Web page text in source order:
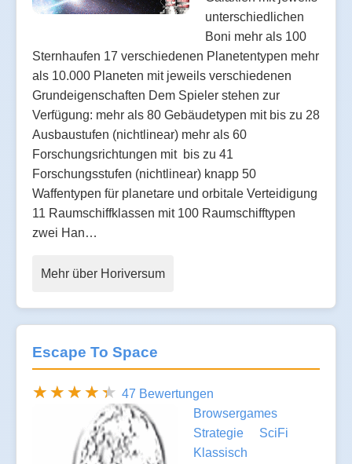
unterschiedlichen
Boni mehr als 100
Sternhaufen 17 verschiedenen Planetentypen mehr
als 10.000 Planeten mit jeweils verschiedenen
Grundeigenschaften Dem Spieler stehen zur
Verfügung: mehr als 80 Gebäudetypen mit bis zu 28
Ausbaustufen (nichtlinear) mehr als 60
Forschungsrichtungen mit bis zu 41
Forschungsstufen (nichtlinear) knapp 50
Waffentypen für planetare und orbitale Verteidigung
11 Raumschiffklassen mit 100 Raumschifftypen
zwei Han…
Mehr über Horiversum
Escape To Space
47 Bewertungen
Browsergames
Strategie
SciFi
Klassisch